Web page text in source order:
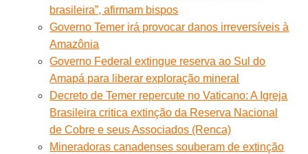
brasileira”, afirmam bispos
Governo Temer irá provocar danos irreversíveis à
Amazônia
Governo Federal extingue reserva ao Sul do
Amapá para liberar exploração mineral
Decreto de Temer repercute no Vaticano: A Igreja
Brasileira critica extinção da Reserva Nacional
de Cobre e seus Associados (Renca)
Mineradoras canadenses souberam de extinção